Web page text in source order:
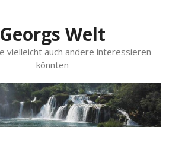
Georgs Welt
vielleicht auch andere interessieren
könnten